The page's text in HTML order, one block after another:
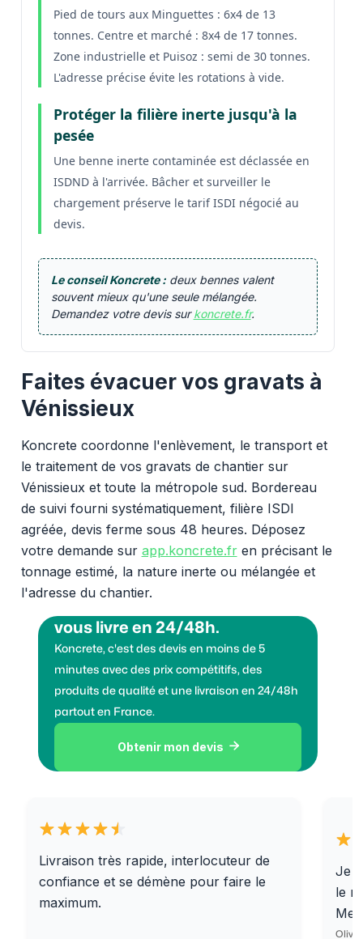
Pied de tours aux Minguettes : 6x4 de 13
tonnes. Centre et marché : 8x4 de 17 tonnes.
Zone industrielle et Puisoz : semi de 30 tonnes.
L'adresse précise évite les rotations à vide.
Protéger la filière inerte jusqu'à la
pesée
Une benne inerte contaminée est déclassée en
ISDND à l'arrivée. Bâcher et surveiller le
chargement préserve le tarif ISDI négocié au
devis.
Le conseil Koncrete :deux bennes valent
souvent mieux qu'une seule mélangée.
Demandez votre devis surkoncrete.fr.
Faites évacuer vos gravats à
Vénissieux
Koncrete coordonne l'enlèvement, le transport et
le traitement de vos gravats de chantier sur
Vénissieux et toute la métropole sud. Bordereau
de suivi fourni systématiquement, filière ISDI
agréée, devis ferme sous 48 heures. Déposez
votre demande sur app.koncrete.fren précisant le
tonnage estimé, la nature inerte ou mélangée et
l'adresse du chantier.
vous livre en 24/48h.
Koncrete, c'est des devis en moins de 5
minutes avec des prix compétitifs, des
produits de qualité et une livraison en 24/48h
partout en France.
Obtenir mon devis 
Livraison très rapide, interlocuteur de
confiance et se démène pour faire le
maximum.
Je
le